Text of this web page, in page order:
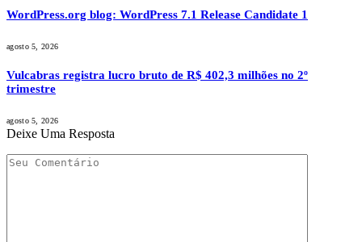
WordPress.org blog: WordPress 7.1 Release Candidate 1
agosto 5, 2026
Vulcabras registra lucro bruto de R$ 402,3 milhões no 2º
trimestre
agosto 5, 2026
Deixe Uma Resposta